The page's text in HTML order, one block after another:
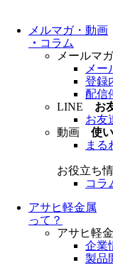
メルマガ・動画
・ コラム
メールマ
メー
登録
配信
LINE お
お友
動画 使
まる
お役立ち
コラ
アサヒ軽金属
って？
アサヒ軽
企業
製品